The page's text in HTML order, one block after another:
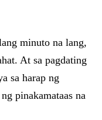
minuto na lang,
At sa pagdating
sa harap ng
pinakamataas na